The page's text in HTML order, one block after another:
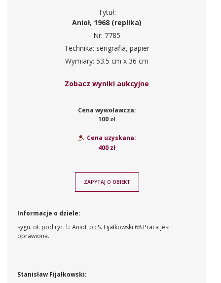
Tytuł:
Anioł, 1968 (replika)
Nr: 7785
Technika: serigrafia, papier
Wymiary: 53.5 cm x 36 cm
Zobacz wyniki aukcyjne
Cena wywoławcza:
100 zł
Cena uzyskana:
400 zł
ZAPYTAJ O OBIEKT
Informacje o dziele:
sygn. oł. pod ryc. l.: Anioł, p.: S. Fijałkowski 68 Praca jest
oprawiona.
Stanisław Fijałkowski: